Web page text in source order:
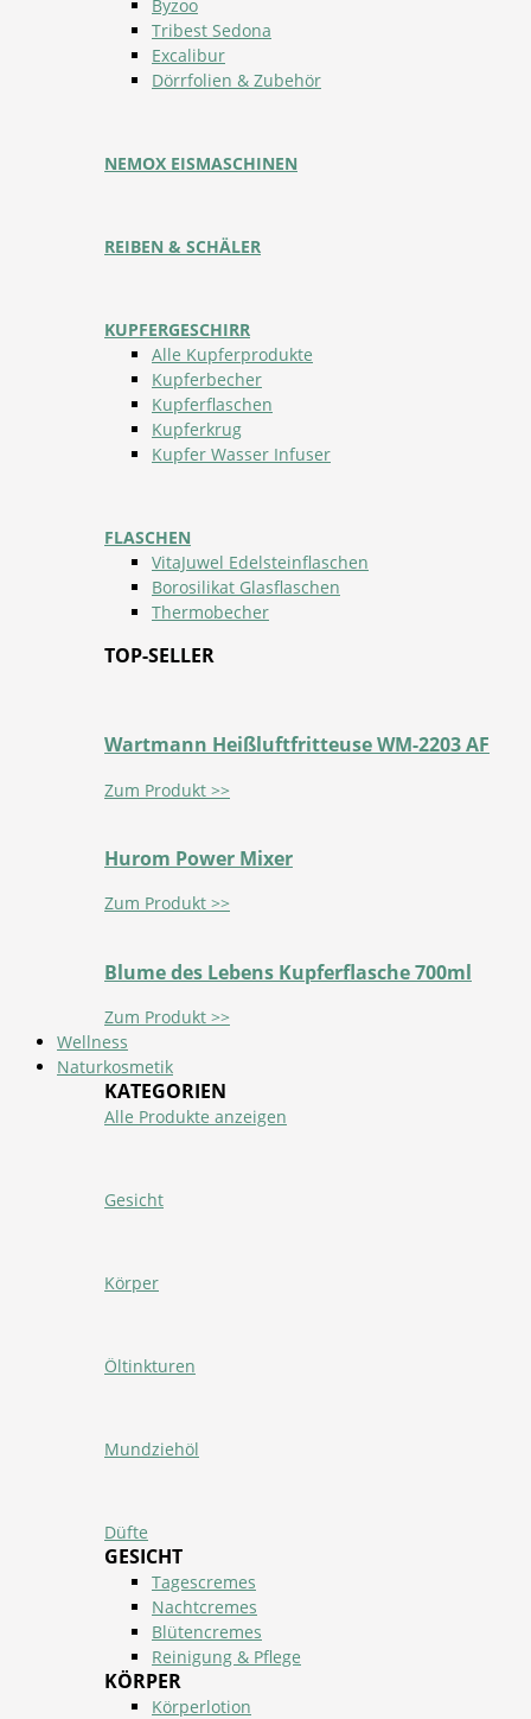
Byzoo
Tribest Sedona
Excalibur
Dörrfolien & Zubehör
NEMOX EISMASCHINEN
REIBEN & SCHÄLER
KUPFERGESCHIRR
Alle Kupferprodukte
Kupferbecher
Kupferflaschen
Kupferkrug
Kupfer Wasser Infuser
FLASCHEN
VitaJuwel Edelsteinflaschen
Borosilikat Glasflaschen
Thermobecher
TOP-SELLER
Wartmann Heißluftfritteuse WM-2203 AF
Zum Produkt >>
Hurom Power Mixer
Zum Produkt >>
Blume des Lebens Kupferflasche 700ml
Zum Produkt >>
Wellness
Naturkosmetik
KATEGORIEN
Alle Produkte anzeigen
Gesicht
Körper
Öltinkturen
Mundziehöl
Düfte
GESICHT
Tagescremes
Nachtcremes
Blütencremes
Reinigung & Pflege
KÖRPER
Körperlotion